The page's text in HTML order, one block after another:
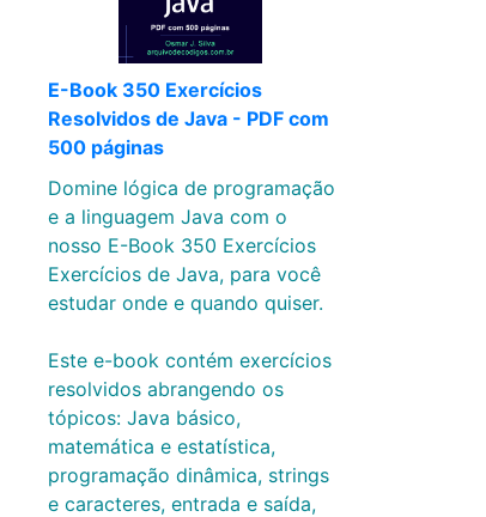
E-Book 350 Exercícios
Resolvidos de Java - PDF com
500 páginas
Domine lógica de programação
e a linguagem Java com o
nosso E-Book 350 Exercícios
Exercícios de Java, para você
estudar onde e quando quiser.
Este e-book contém exercícios
resolvidos abrangendo os
tópicos: Java básico,
matemática e estatística,
programação dinâmica, strings
e caracteres, entrada e saída,